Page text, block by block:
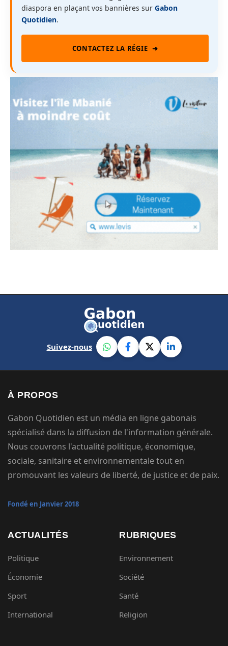
diaspora en plaçant vos bannières sur Gabon
Quotidien.
CONTACTEZ LA RÉGIE ➜
Suivez-nous
À PROPOS
Gabon Quotidien est un média en ligne gabonais
spécialisé dans la diffusion de l'information générale.
Nous couvrons l'actualité politique, économique,
sociale, sanitaire et environnementale tout en
promouvant les valeurs de liberté, de justice et de paix.
Fondé en Janvier 2018
ACTUALITÉS
Politique
Économie
Sport
International
RUBRIQUES
Environnement
Société
Santé
Religion